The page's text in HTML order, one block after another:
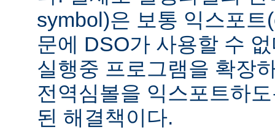
symbol)은 보통 익스포
문에 DSO가 사용할 수
실행중 프로그램을 확장
전역심볼을 익스포트하
된 해결책이다.